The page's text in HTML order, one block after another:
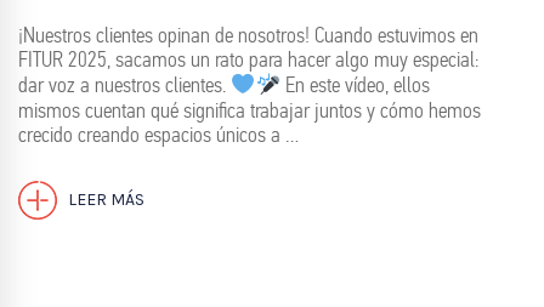
¡Nuestros clientes opinan de nosotros! Cuando estuvimos en
FITUR 2025, sacamos un rato para hacer algo muy especial:
dar voz a nuestros clientes.
En este vídeo, ellos
mismos cuentan qué significa trabajar juntos y cómo hemos
crecido creando espacios únicos a …
LEER MÁS